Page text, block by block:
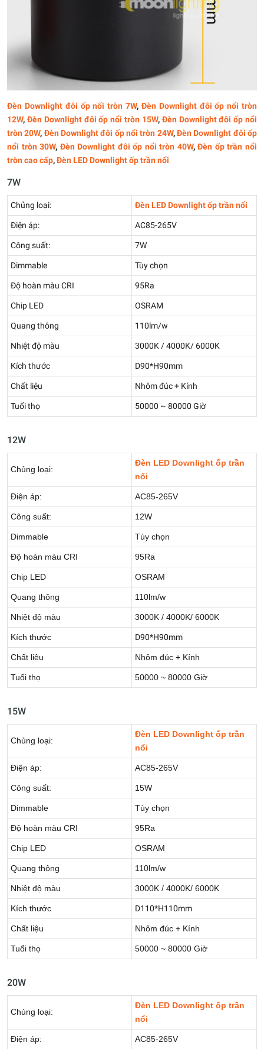
Đèn Downlight đôi ốp nổi tròn 7W, Đèn Downlight đôi ốp nổi tròn
12W, Đèn Downlight đôi ốp nổi tròn 15W, Đèn Downlight đôi ốp nổi
tròn 20W, Đèn Downlight đôi ốp nổi tròn 24W,Đèn Downlight đôi ốp
nổi tròn 30W, Đèn Downlight đôi ốp nổi tròn 40W,Đèn ốp trần nổi
tròn cao cấp,Đèn LED Downlight ốp trần nổi
7W
Chủng loại: Đèn LED Downlight ốp trần nổi
Điện áp: AC85-265V
Công suất: 7W
Dimmable Tùy chọn
Độ hoàn màu CRI 95Ra
Chip LED OSRAM
Quang thông 110lm/w
Nhiệt độ màu 3000K / 4000K/ 6000K
Kích thước D90*H90mm
Chất liệu Nhôm đúc + Kính
Tuổi thọ 50000 ~ 80000 Giờ
12W
Chủng loại:
Đèn LED Downlight ốp trần
nổi
Điện áp: AC85-265V
Công suất: 12W
Dimmable Tùy chọn
Độ hoàn màu CRI 95Ra
Chip LED OSRAM
Quang thông 110lm/w
Nhiệt độ màu 3000K / 4000K/ 6000K
Kích thước D90*H90mm
Chất liệu Nhôm đúc + Kính
Tuổi thọ 50000 ~ 80000 Giờ
15W
Chủng loại:
Đèn LED Downlight ốp trần
nổi
Điện áp: AC85-265V
Công suất: 15W
Dimmable Tùy chọn
Độ hoàn màu CRI 95Ra
Chip LED OSRAM
Quang thông 110lm/w
Nhiệt độ màu 3000K / 4000K/ 6000K
Kích thước D110*H110mm
Chất liệu Nhôm đúc + Kính
Tuổi thọ 50000 ~ 80000 Giờ
20W
Chủng loại:
Đèn LED Downlight ốp trần
nổi
Điện áp: AC85-265V